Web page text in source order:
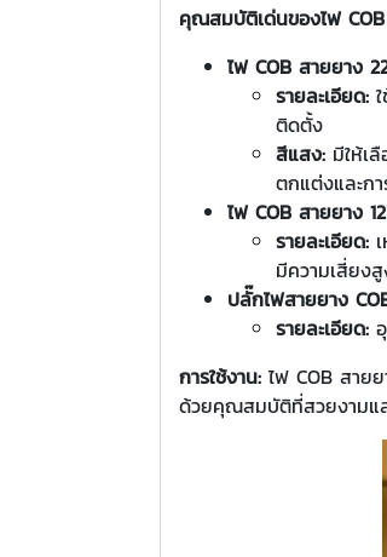
คุณสมบัติเด่นของไฟ
ไฟ COB สายยาง
รายละเอียด:
ติดตั้ง
สีแสง: มีให้เ
ตกแต่งและกา
ไฟ COB สายยาง
รายละเอียด:
มีความเสี่ยง
ปลั๊กไฟสายยาง
รายละเอียด:
การใช้งาน: ไฟ COB สาย
ด้วยคุณสมบัติที่สวยงามแล